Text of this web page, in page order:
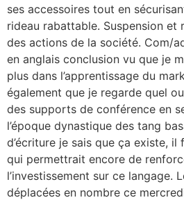
ses accessoires tout en
rideau rabattable. Suspension
des actions de la société. Com/
en anglais conclusion vu que je
plus dans l’apprentissage du
également que je regarde quel
des supports de conférence en
l’époque dynastique des tang
d’écriture je sais que ça existe,
qui permettrait encore de
l’investissement sur ce langage.
déplacées en nombre ce